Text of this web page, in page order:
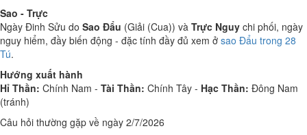
Sao - Trực
Ngày Đinh Sửu do Sao Đẩu (Giải (Cua)) và Trực Nguy chi phối, ngày
nguy hiểm, đầy biến động - đặc tính đầy đủ xem ở sao Đẩu trong 28
Tú.
Hướng xuất hành
Hỉ Thần: Chính Nam - Tài Thần: Chính Tây - Hạc Thần: Đông Nam
(tránh)
Câu hỏi thường gặp về ngày 2/7/2026